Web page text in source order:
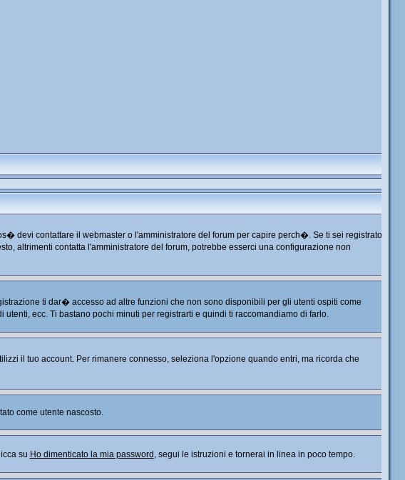
devi contattare il webmaster o l'amministratore del forum per capire perch�. Se ti sei registrato
altrimenti contatta l'amministratore del forum, potrebbe esserci una configurazione non
ti dar� accesso ad altre funzioni che non sono disponibili per gli utenti ospiti come
ecc. Ti bastano pochi minuti per registrarti e quindi ti raccomandiamo di farlo.
il tuo account. Per rimanere connesso, seleziona l'opzione quando entri, ma ricorda che
come utente nascosto.
su Ho dimenticato la mia password , segui le istruzioni e tornerai in linea in poco tempo.